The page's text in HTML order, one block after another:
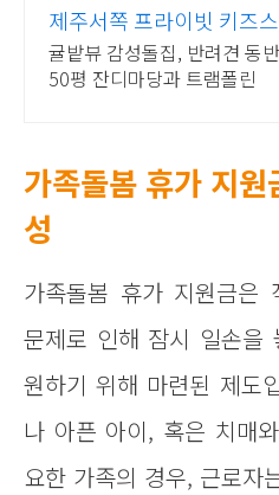
제주서쪽 프라이빗 키즈
귤밭뷰 감성돌집, 반려견 동
50평 잔디마당과 트램폴린
가족돌봄 휴가 지
성
가족돌봄 휴가 지원금은
문제로 인해 잠시 일손을
원하기 위해 마련된 제도
나 아픈 아이, 혹은 치매
요한 가족의 경우, 근로자